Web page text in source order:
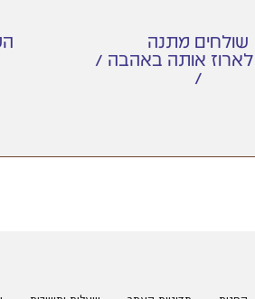
שולחים מתנה
/ נשמח לארוז אותה באהבה
/